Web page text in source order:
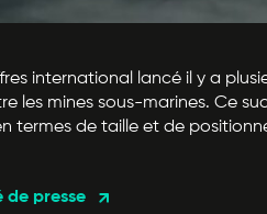
international lancé il y a
les mines sous-marines. Ce
termes de taille et de
de presse